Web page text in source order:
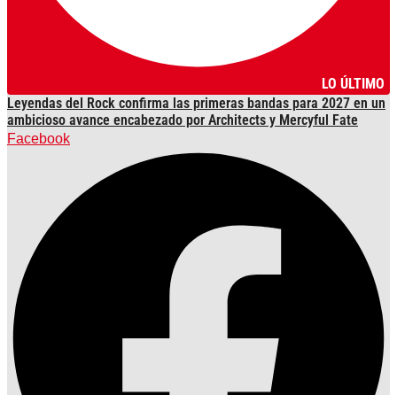
LO ÚLTIMO
Leyendas del Rock confirma las primeras bandas para 2027 en un
ambicioso avance encabezado por Architects y Mercyful Fate
Facebook